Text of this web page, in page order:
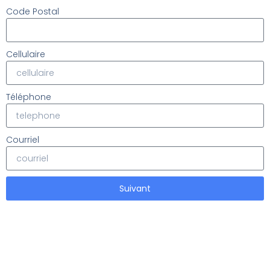
Code Postal
Cellulaire
Téléphone
Courriel
Suivant